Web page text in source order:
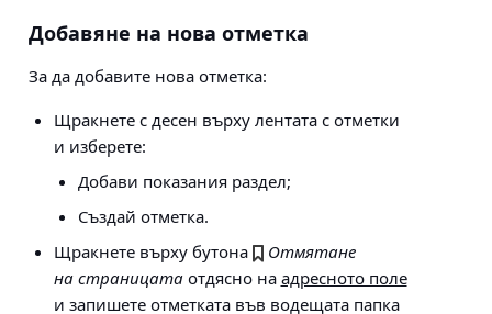
Добавяне на нова отметка
За да добавите нова отметка:
Щракнете с десен върху лентата с отметки
и изберете:
Добави показания раздел;
Създай отметка.
Щракнете върху бутона
Отмятане
на страницатаотдясно на адресното поле
и запишете отметката във водещата папка